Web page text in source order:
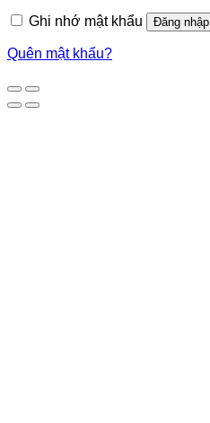
Ghi nhớ mật khẩu Đăng nhập
Quên mật khẩu?